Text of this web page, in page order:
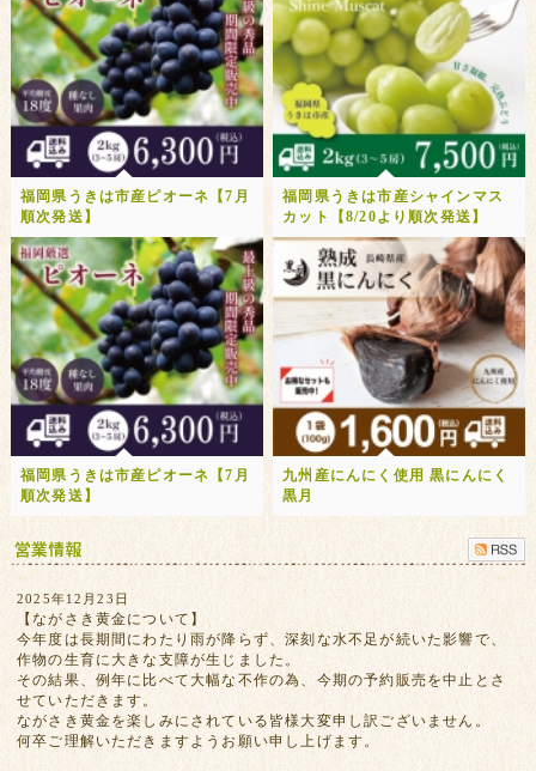
福岡県うきは市産ピオーネ【7月
順次発送】
福岡県うきは市産シャインマス
カット【8/20より順次発送】
福岡県うきは市産ピオーネ【7月
順次発送】
九州産にんにく使用 黒にんにく
黒月
2025年12月23日
【ながさき黄金について】
今年度は長期間にわたり雨が降らず、深刻な水不足が続いた影響で、
作物の生育に大きな支障が生じました。
その結果、例年に比べて大幅な不作の為、今期の予約販売を中止とさ
せていただきます。
ながさき黄金を楽しみにされている皆様大変申し訳ございません。
何卒ご理解いただきますようお願い申し上げます。